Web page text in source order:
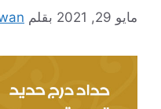
مايو 29, 2021 بقلم